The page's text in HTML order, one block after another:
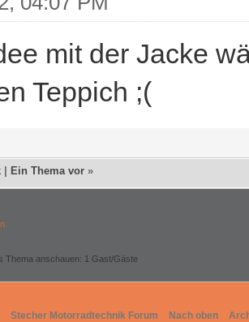
mit der Jacke
Teppich ;(
Ein Thema vor »
Thema anschauen: 1 Gast/Gäste
Stecher Motorradtechnik Forum Nach oben